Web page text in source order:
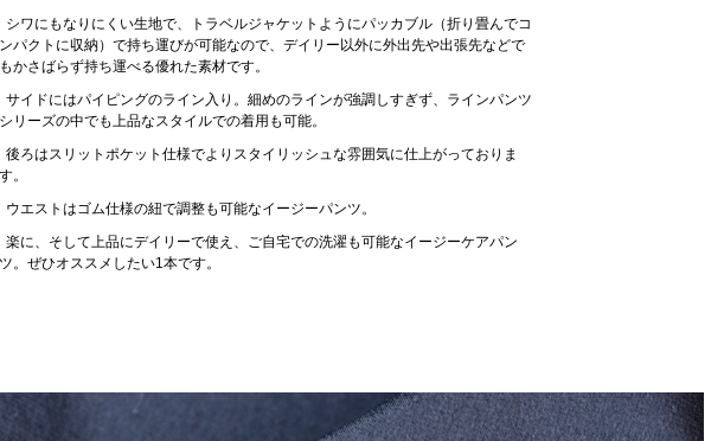
シワにもなりにくい生地で、トラベルジャケットようにパッカブル（折り畳んでコ
ンパクトに収納）で持ち運びが可能なので、デイリー以外に外出先や出張先などで
もかさばらず持ち運べる優れた素材です。
サイドにはパイピングのライン入り。細めのラインが強調しすぎず、ラインパンツ
シリーズの中でも上品なスタイルでの着用も可能。
後ろはスリットポケット仕様でよりスタイリッシュな雰囲気に仕上がっておりま
す。
ウエストはゴム仕様の紐で調整も可能なイージーパンツ。
楽に、そして上品にデイリーで使え、ご自宅での洗濯も可能なイージーケアパン
ツ。ぜひオススメしたい1本です。